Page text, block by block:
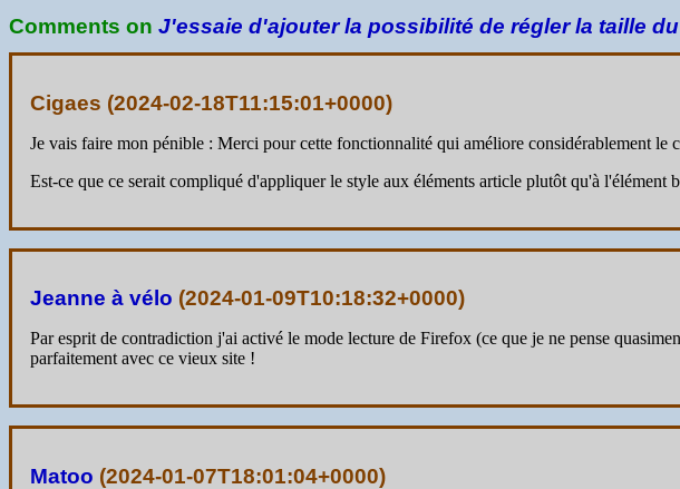
Comments on J'essaie d'ajouter la possibilité de régler la taille
Cigaes (2024-02-18T11:15:01+0000)
Je vais faire mon pénible : Merci pour cette fonctionnalité qui améliore considérablement
Est-ce que ce serait compliqué d'appliquer le style aux éléments article plutôt qu'à l'élément
Jeanne à vélo (2024-01-09T10:18:32+0000)
Par esprit de contradiction j'ai activé le mode lecture de Firefox (ce que je ne pense
parfaitement avec ce vieux site !
Matoo (2024-01-07T18:01:04+0000)